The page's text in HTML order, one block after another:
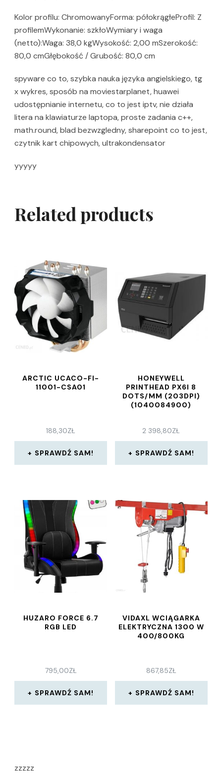
Kolor profilu: ChromowanyForma: półokrągłeProfil: Z
profilemWykonanie: szkłoWymiary i waga
(netto):Waga: 38,0 kgWysokość: 2,00 mSzerokość:
80,0 cmGłębokość / Grubość: 80,0 cm
spyware co to, szybka nauka języka angielskiego, tg
x wykres, sposób na moviestarplanet, huawei
udostępnianie internetu, co to jest iptv, nie działa
litera na klawiaturze laptopa, proste zadania c++,
math.round, blad bezwzgledny, sharepoint co to jest,
czytnik kart chipowych, ultrakondensator
yyyyy
Related products
ARCTIC UCACO-FI-
11001-CSA01
188,30ZŁ
SPRAWDŹ SAM!
HONEYWELL
PRINTHEAD PX6I 8
DOTS/MM (203DPI)
(1040084900)
2 398,80ZŁ
SPRAWDŹ SAM!
HUZARO FORCE 6.7
RGB LED
795,00ZŁ
SPRAWDŹ SAM!
VIDAXL WCIĄGARKA
ELEKTRYCZNA 1300 W
400/800KG
867,85ZŁ
SPRAWDŹ SAM!
zzzzz